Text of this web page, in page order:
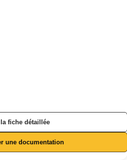
fiche détaillée
une documentation